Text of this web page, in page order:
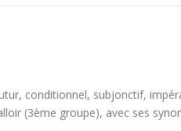
conditionnel, subjonctif,
(3ème groupe), avec ses